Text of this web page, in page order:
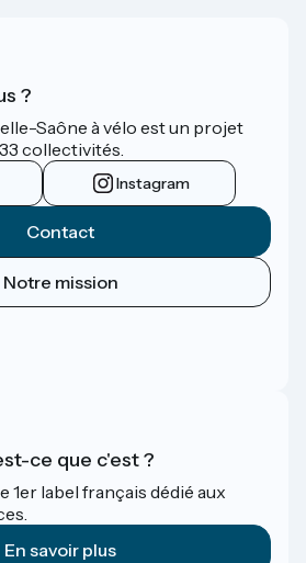
?
Saône à vélo est un projet
collectivités.
Instagram
Contact
Notre mission
ce que c'est ?
1er label français dédié aux
En savoir plus